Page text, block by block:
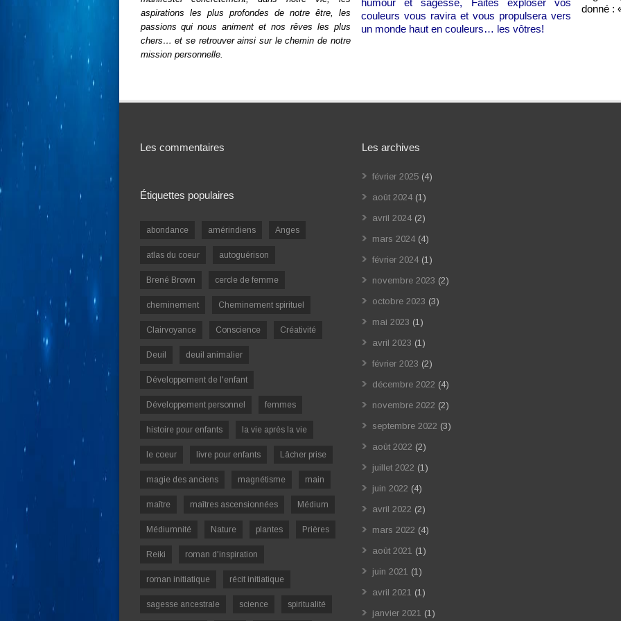
aspirations les plus profondes de notre être, les
passions qui nous animent et nos rêves les plus
chers… et se retrouver ainsi sur le chemin de notre
mission personnelle.
humour et sagesse, Faites exploser vos
couleurs vous ravira et vous propulsera vers
un monde haut en couleurs… les vôtres!
donné :
Les commentaires
Étiquettes populaires
abondance amérindiens Anges
atlas du coeur autoguérison
Brené Brown cercle de femme
cheminement Cheminement spirituel
Clairvoyance Conscience Créativité
Deuil deuil animalier
Développement de l'enfant
Développement personnel femmes
histoire pour enfants la vie après la vie
le coeur livre pour enfants Lâcher prise
magie des anciens magnétisme main
maître maîtres ascensionnées Médium
Médiumnité Nature plantes Prières
Reiki roman d'inspiration
roman initiatique récit initiatique
sagesse ancestrale science spiritualité
Les archives
février 2025(4)
août 2024(1)
avril 2024(2)
mars 2024(4)
février 2024(1)
novembre 2023 (2)
octobre 2023 (3)
mai 2023 (1)
avril 2023 (1)
février 2023 (2)
décembre 2022 (4)
novembre 2022 (2)
septembre 2022 (3)
août 2022 (2)
juillet 2022 (1)
juin 2022 (4)
avril 2022 (2)
mars 2022 (4)
août 2021 (1)
juin 2021 (1)
avril 2021 (1)
janvier 2021 (1)